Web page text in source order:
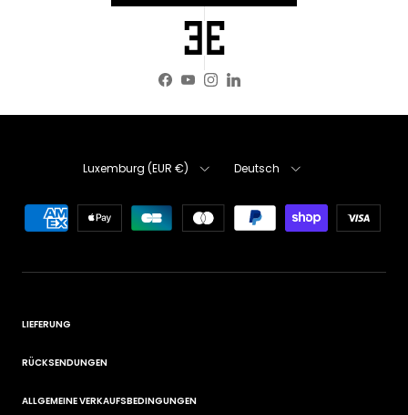
Facebook
YouTube
Instagram
LinkedIn
Land/Region
Luxemburg (EUR €) Deutsch
LIEFERUNG
RÜCKSENDUNGEN
ALLGEMEINE VERKAUFSBEDINGUNGEN